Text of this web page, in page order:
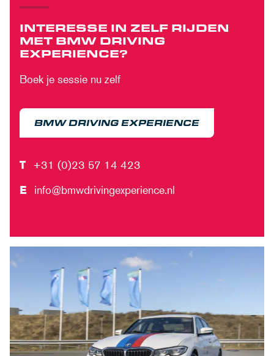
INTERESSE IN ZELF RIJDEN
MET BMW DRIVING
EXPERIENCE?
Boek je sessie nu zelf
BMW DRIVING EXPERIENCE
T +31 (0)23 57 14 423
E info@bmwdrivingexperience.nl